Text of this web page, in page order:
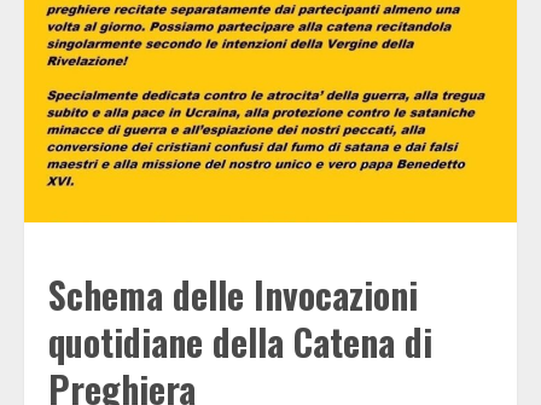
Schema delle Invocazioni
quotidiane della Catena di
Preghiera